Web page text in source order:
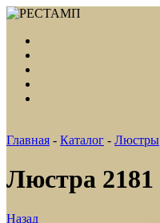
Главная - Каталог - Люстры
Люстра 2181
Назад